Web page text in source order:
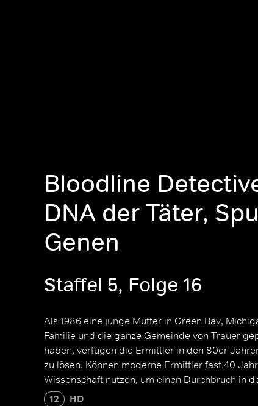
Bloodline
DNA der Täter,
Genen
Staffel 5, Folge 16
Als 1986 eine junge Mutter in Green Bay,
Familie und die ganze Gemeinde von Trauer
haben, verfügen die Ermittler in den 80er
zu lösen. Können moderne Ermittler fast 40
Wissenschaft nutzen, um einen Durchbruch in
12 HD